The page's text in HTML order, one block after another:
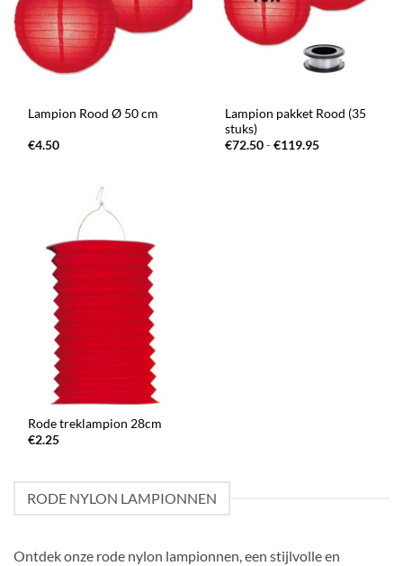
Lampion Rood Ø 50 cm
€4.50
Lampion pakket Rood (35
stuks)
€72.50-€119.95Prijsklasse:
Rode treklampion 28cm
€2.25
RODE NYLON LAMPIONNEN
Ontdek onze rode nylon lampionnen, een stijlvolle en